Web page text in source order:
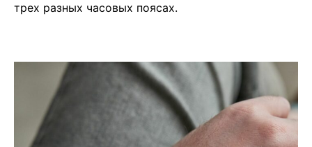
трех разных часовых поясах.